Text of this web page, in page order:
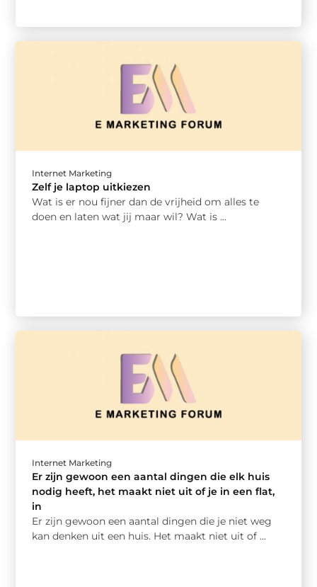
Internet Marketing
Zelf je laptop uitkiezen
Wat is er nou fijner dan de vrijheid om alles te
doen en laten wat jij maar wil? Wat is ...
Internet Marketing
Er zijn gewoon een aantal dingen die elk huis
nodig heeft, het maakt niet uit of je in een flat,
in
Er zijn gewoon een aantal dingen die je niet weg
kan denken uit een huis. Het maakt niet uit of ...